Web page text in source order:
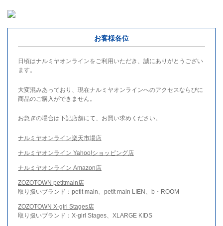
お客様各位
日頃はナルミヤオンラインをご利用いただき、誠にありがとうござい
ます。
大変混みあっており、現在ナルミヤオンラインへのアクセスならびに
商品のご購入ができません。
お急ぎの場合は下記店舗にて、お買い求めください。
ナルミヤオンライン楽天市場店
ナルミヤオンライン Yahoo!ショッピング店
ナルミヤオンライン Amazon店
ZOZOTOWN petitmain店
取り扱いブランド：petit main、petit main LIEN、b・ROOM
ZOZOTOWN X-girl Stages店
取り扱いブランド：X-girl Stages、XLARGE KIDS